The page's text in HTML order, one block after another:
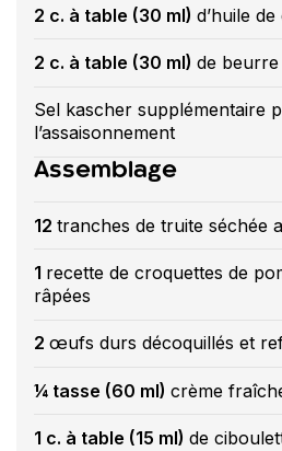
2 c. à table (30 ml) d’huile
2 c. à table (30 ml) de
Sel kascher supplémentaire
l’assaisonnement
Assemblage
12 tranches de truite séchée
1 recette de croquettes de
râpées
2 œufs durs décoquillés et
¼ tasse (60 ml) crème
1 c. à table (15 ml) de